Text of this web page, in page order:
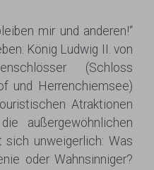
mir und anderen!“
König Ludwig II. von
(Schloss
und Herrenchiemsee)
Atraktionen
außergewöhnlichen
sich unweigerlich: Was
oder Wahnsinniger?